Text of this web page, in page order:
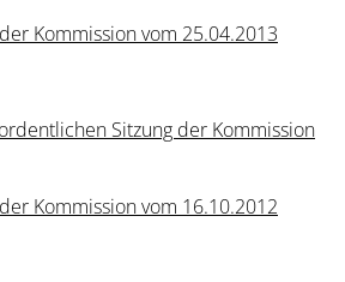
Kommission vom 25.04.2013
Sitzung der Kommission
Kommission vom 16.10.2012